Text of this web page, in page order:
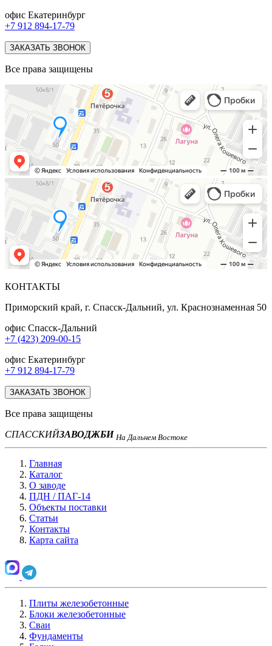
офис Екатеринбург
+7 912 894-17-79
ЗАКАЗАТЬ ЗВОНОК
Все права защищены
КОНТАКТЫ
Приморский край, г. Спасск-Дальний, ул. Краснознаменная 50
офис Спасск-Дальний
+7 (423) 209-00-15
офис Екатеринбург
+7 912 894-17-79
ЗАКАЗАТЬ ЗВОНОК
Все права защищены
СПАССКИЙЗАВОДЖБИ На Дальнем Востоке
Главная
Каталог
О заводе
ПДН / ПАГ-14
Объекты поставки
Статьи
Контакты
Карта сайта
Плиты железобетонные
Блоки железобетонные
Сваи
Фундаменты